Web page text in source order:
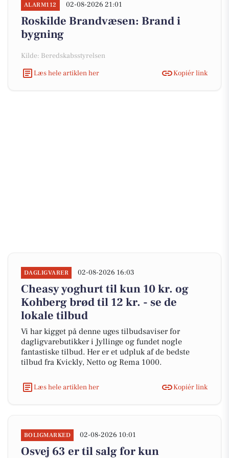
ALARM112 02-08-2026 21:01
Roskilde Brandvæsen: Brand i
bygning
Kilde: Beredskabsstyrelsen
Læs hele artiklen her
Kopiér link
DAGLIGVARER 02-08-2026 16:03
Cheasy yoghurt til kun 10 kr. og
Kohberg brød til 12 kr. - se de
lokale tilbud
Vi har kigget på denne uges tilbudsaviser for
dagligvarebutikker i Jyllinge og fundet nogle
fantastiske tilbud. Her er et udpluk af de bedste
tilbud fra Kvickly, Netto og Rema 1000.
Læs hele artiklen her Kopiér link
BOLIGMARKED 02-08-2026 10:01
Osvej 63 er til salg for kun